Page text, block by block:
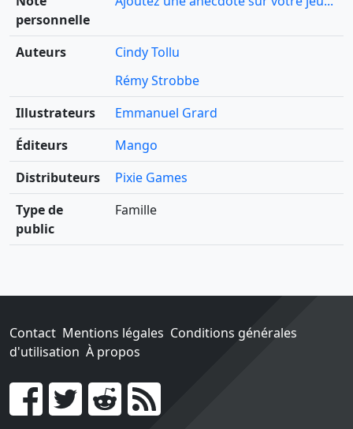
personnelle
Auteurs
Cindy Tollu
Rémy Strobbe
Illustrateurs
Emmanuel Grard
Éditeurs
Mango
Distributeurs
Pixie Games
Type de
public
Famille
Contact Mentions légales Conditions générales
d'utilisation À propos